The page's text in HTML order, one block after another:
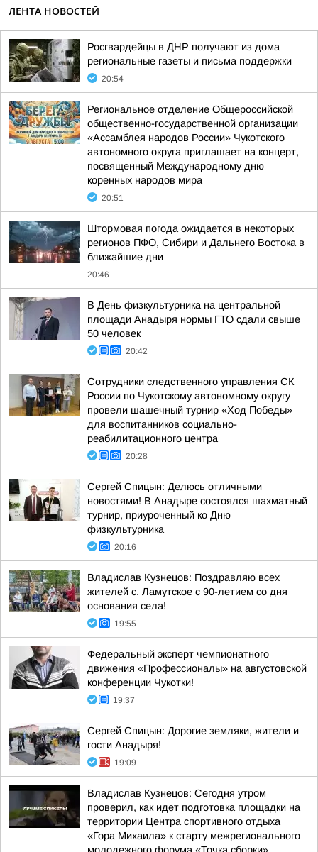
ЛЕНТА НОВОСТЕЙ
Росгвардейцы в ДНР получают из дома
региональные газеты и письма поддержки
20:54
Региональное отделение Общероссийской
общественно-государственной организации
«Ассамблея народов России» Чукотского
автономного округа приглашает на концерт,
посвященный Международному дню
коренных народов мира
20:51
Штормовая погода ожидается в некоторых
регионов ПФО, Сибири и Дальнего Востока в
ближайшие дни
20:46
В День физкультурника на центральной
площади Анадыря нормы ГТО сдали свыше
50 человек
20:42
Сотрудники следственного управления СК
России по Чукотскому автономному округу
провели шашечный турнир «Ход Победы»
для воспитанников социально-
реабилитационного центра
20:28
Сергей Спицын: Делюсь отличными
новостями! В Анадыре состоялся шахматный
турнир, приуроченный ко Дню
физкультурника
20:16
Владислав Кузнецов: Поздравляю всех
жителей с. Ламутское с 90-летием со дня
основания села!
19:55
Федеральный эксперт чемпионатного
движения «Профессионалы» на августовской
конференции Чукотки!
19:37
Сергей Спицын: Дорогие земляки, жители и
гости Анадыря!
19:09
Владислав Кузнецов: Сегодня утром
проверил, как идет подготовка площадки на
территории Центра спортивного отдыха
«Гора Михаила» к старту межрегионального